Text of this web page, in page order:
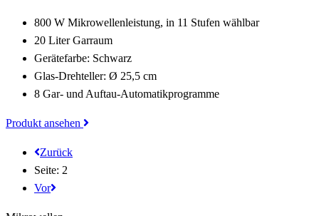
800 W Mikrowellenleistung, in 11 Stufen wählbar
20 Liter Garraum
Gerätefarbe: Schwarz
Glas-Drehteller: Ø 25,5 cm
8 Gar- und Auftau-Automatikprogramme
Produkt ansehen
Seitennummerierung
Vorherige
Seite
Zurück
Seite: 2
Nächste
Vor